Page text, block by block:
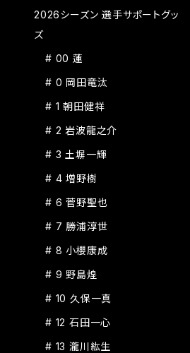
2026シーズン 選手サポートグッ
ズ
# 00 蓮
# 0 岡田竜汰
# 1 朝田健祥
# 2 岩波龍之介
# 3 土塀一輝
# 4 増野樹
# 6 菅野聖也
# 7 勝浦淳世
# 8 小櫻康成
# 9 野島煌
# 10 久保一真
# 12 石田一心
# 13 瀧川紘生